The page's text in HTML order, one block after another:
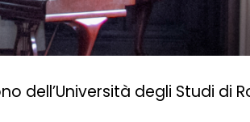
dell’Università degli Studi di